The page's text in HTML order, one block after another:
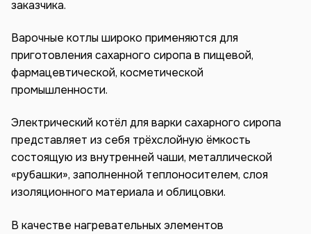
заказчика.
Варочные котлы широко применяются для
приготовления сахарного сиропа в пищевой,
фармацевтической, косметической
промышленности.
Электрический котёл для варки сахарного сиропа
представляет из себя трёхслойную ёмкость
состоящую из внутренней чаши, металлической
«рубашки», заполненной теплоносителем, слоя
изоляционного материала и облицовки.
В качестве нагревательных элементов